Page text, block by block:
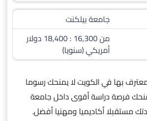
جامعة بيلكنت
من 16,300 : 18,400 دولار
أمريكي (سنويا)
معترف بها في الكويت لا يمنحك رسوما
فرصة دراسة أقوى داخل جامعة
مستقبلا أكاديميا ومهنيا أفضل.